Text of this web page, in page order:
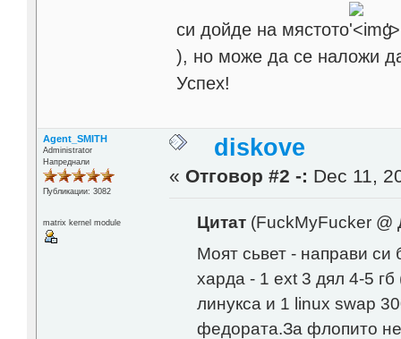
си дойде на мястото '>
), но може да се наложи
Успех!
Agent_SMITH
Administrator
Напреднали
Публикации: 3082
matrix kernel module
diskove
« Отговор #2 -: Dec 11,
Цитат(FuckMyFucker @
Моят сьвет - направи си
харда - 1 ext 3 дял 4-5
линукса и 1 linux swap
федората.За флопито